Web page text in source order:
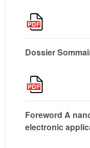
Dossier
Foreword A
electronic